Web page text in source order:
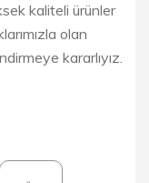
kaliteli ürünler
olan
kararlıyız.